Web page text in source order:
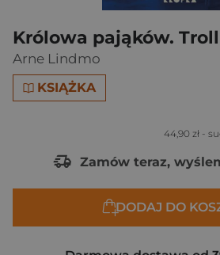
Królowa pająków.
Arne Lindmo
KSIĄŻKA
44,90 zł -
Zamów teraz,
DODAJ DO